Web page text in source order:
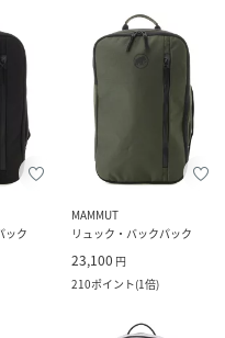
ック
MAMMUT
リュック・バックパック
23,100 円
210ポイント(1倍)